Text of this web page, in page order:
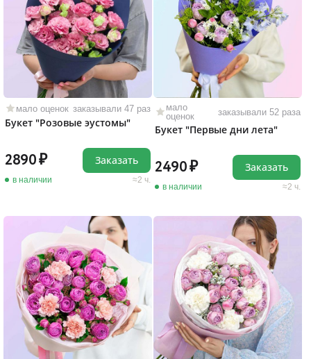
мало оценок заказывали 47 раз
Букет "Розовые эустомы"
2890
в наличии 2 ч.
Заказать
мало
оценок
заказывали 52 раза
Букет "Первые дни лета"
2490
в наличии 2 ч.
Заказать